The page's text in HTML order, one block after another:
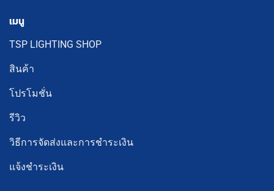
เมนู
TSP LIGHTING SHOP
สินค้า
โปรโมชั่น
รีวิว
วิธีการจัดส่งและการชำระเงิน
แจ้งชำระเงิน